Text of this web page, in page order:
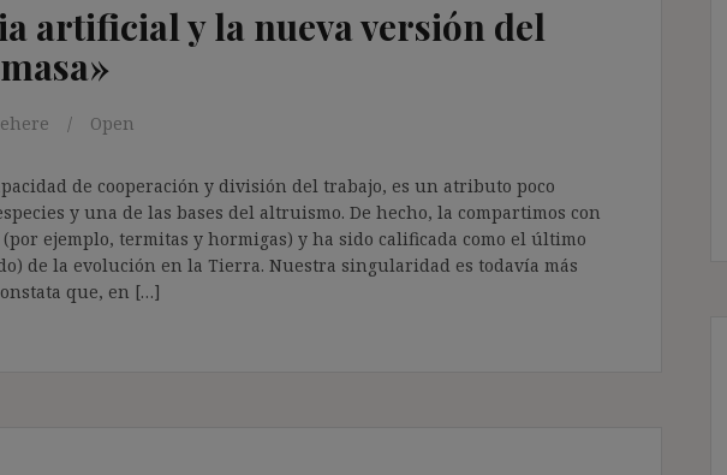
artificial y la nueva versión del
Open
de cooperación y división del trabajo, es un atributo poco
y una de las bases del altruismo. De hecho, la compartimos con
ejemplo, termitas y hormigas) y ha sido calificada como el último
de la evolución en la Tierra. Nuestra singularidad es todavía más
que, en […]